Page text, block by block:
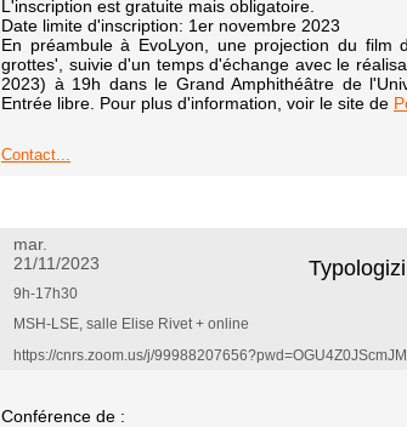
L'inscription est gratuite mais obligatoire.
Date limite d'inscription: 1er novembre 2023
En préambule à EvoLyon, une projection du film
grottes', suivie d'un temps d'échange avec le
2023) à 19h dans le Grand Amphithéâtre de
Entrée libre. Pour plus d'information, voir le site de
Contact...
mar.
21/11/2023
9h-17h30
MSH-LSE, salle Elise Rivet + online
https://cnrs.zoom.us/j/
Conférence de :